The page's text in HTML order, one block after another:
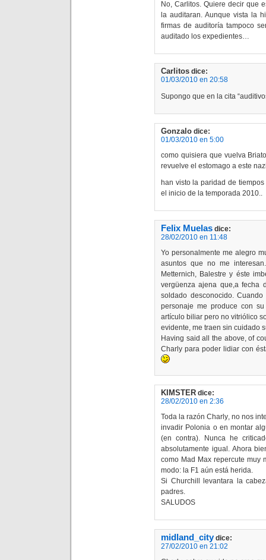
No, Carlitos. Quiere decir que
la auditaran. Aunque vista la
firmas de auditoría tampoco
auditado los expedientes…
Carlitos dice:
01/03/2010 en 20:58
Supongo que en la cita
Gonzalo dice:
01/03/2010 en 5:00
como quisiera que vuelva
revuelve el estomago a este
han visto la paridad de
el inicio de la temporada 2010..
Felix Muelas dice:
28/02/2010 en 11:48
Yo personalmente me alegro
asuntos que no me
Metternich, Balestre y éste
vergüenza ajena que,a fecha
soldado desconocido.
personaje me produce con
artículo biliar pero no vitriólico
evidente, me traen sin cuidado
Having said all the above, of
Charly para poder lidiar con
KIMSTER dice:
28/02/2010 en 2:36
Toda la razón Charly, no nos
invadir Polonia o en montar
(en contra). Nunca he
absolutamente igual. Ahora
como Mad Max repercute muy
modo: la F1 aún está herida.
Si Churchill levantara la
padres.
SALUDOS
midland_city dice:
27/02/2010 en 21:02